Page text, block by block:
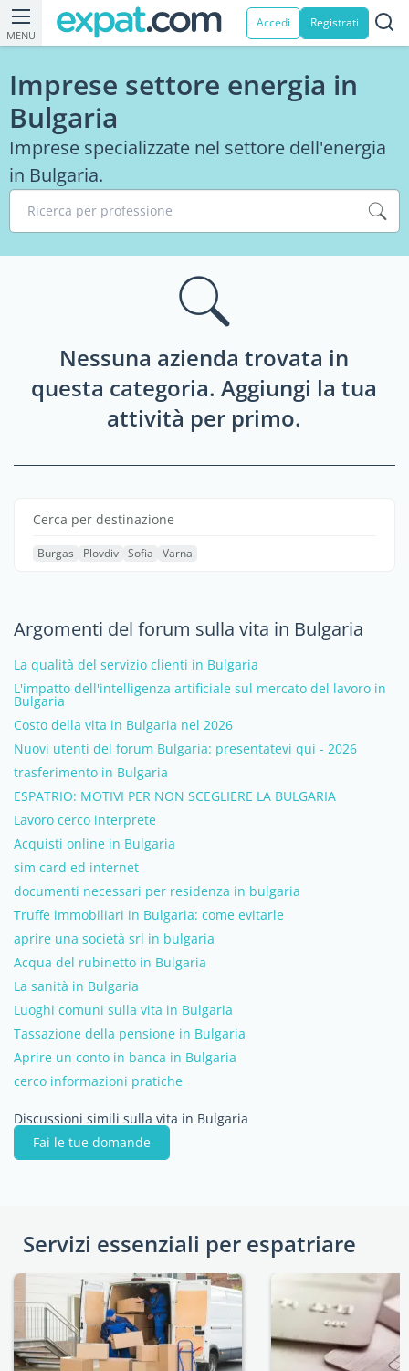
MENU
Accedi Registrati
Imprese settore energia in
Bulgaria
Imprese specializzate nel settore dell'energia
in Bulgaria.
Ricerca per professione
Nessuna azienda trovata in
questa categoria. Aggiungi la tua
attività per primo.
Cerca per destinazione
Burgas Plovdiv Sofia Varna
Argomenti del forum sulla vita in Bulgaria
La qualità del servizio clienti in Bulgaria
L'impatto dell'intelligenza artificiale sul mercato del lavoro in
Bulgaria
Costo della vita in Bulgaria nel 2026
Nuovi utenti del forum Bulgaria: presentatevi qui - 2026
trasferimento in Bulgaria
ESPATRIO: MOTIVI PER NON SCEGLIERE LA BULGARIA
Lavoro cerco interprete
Acquisti online in Bulgaria
sim card ed internet
documenti necessari per residenza in bulgaria
Truffe immobiliari in Bulgaria: come evitarle
aprire una società srl in bulgaria
Acqua del rubinetto in Bulgaria
La sanità in Bulgaria
Luoghi comuni sulla vita in Bulgaria
Tassazione della pensione in Bulgaria
Aprire un conto in banca in Bulgaria
cerco informazioni pratiche
Discussioni simili sulla vita in Bulgaria
Fai le tue domande
Servizi essenziali per espatriare